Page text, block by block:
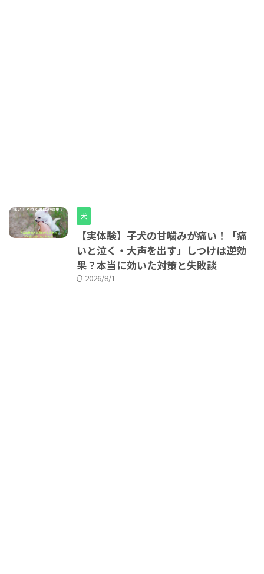
犬
【実体験】子犬の甘噛みが痛い！「痛
いと泣く・大声を出す」しつけは逆効
果？本当に効いた対策と失敗談
2026/8/1